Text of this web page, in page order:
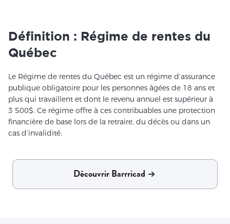
Définition : Régime de rentes du
Québec
Le Régime de rentes du Québec est un régime d’assurance
publique obligatoire pour les personnes âgées de 18 ans et
plus qui travaillent et dont le revenu annuel est supérieur à
3 500$. Ce régime offre à ces contribuables une protection
financière de base lors de la retraire, du décès ou dans un
cas d’invalidité.
Découvrir Barrricad